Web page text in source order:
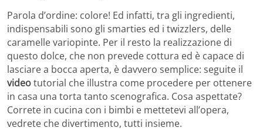
Parola d’ordine: colore! Ed infatti, tra gli ingredienti,
indispensabili sono gli smarties ed i twizzlers, delle
caramelle variopinte. Per il resto la realizzazione di
questo dolce, che non prevede cottura ed è capace di
lasciare a bocca aperta, è davvero semplice: seguite il
videotutorial che illustra come procedere per ottenere
in casa una torta tanto scenografica. Cosa aspettate?
Correte in cucina con i bimbi e mettetevi all’opera,
vedrete che divertimento, tutti insieme.